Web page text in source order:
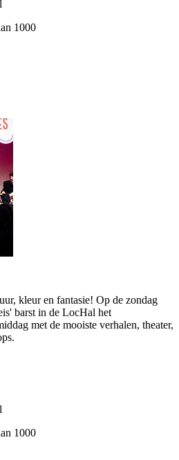
1000
kleur en fantasie! Op de zondag
barst in de LocHal het
met de mooiste verhalen, theater,
1000